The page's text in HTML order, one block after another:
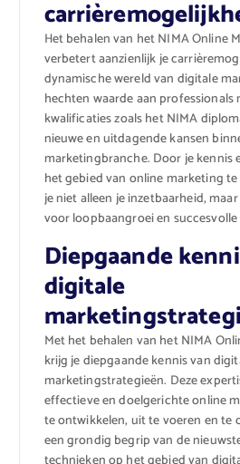
Het behalen van het NIMA Online
verbetert aanzienlijk je
dynamische wereld van digitale
hechten waarde aan professionals
kwalificaties zoals het NIMA
nieuwe en uitdagende kansen
marketingbranche. Door je kennis
het gebied van online marketing
je niet alleen je inzetbaarheid,
voor loopbaangroei en
Diepgaande
digitale
Met het behalen van het NIMA
krijg je diepgaande kennis van
marketingstrategieën. Deze
effectieve en doelgerichte online
te ontwikkelen, uit te voeren en te
een grondig begrip van de